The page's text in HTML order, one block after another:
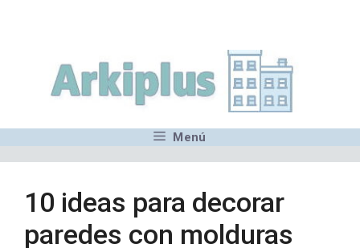
contenido
Menú
10 ideas para decorar
paredes con molduras